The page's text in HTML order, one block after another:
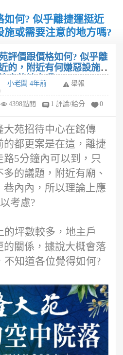
如何? 似乎離捷運挺近
施或需要注意的地方嗎?
評價跟價格如何? 似乎離
的，附近有何嫌惡設施
意的地方嗎?
小老闆 4年前 舉報
4398點閱 1 評論/給分 0
大苑招待中心在銘傳
的都更案是在這，離捷
5分鐘內可以到，只
的議題，附近有廟、
巷內內，所以理論上應
考慮?
的坪數較多，地主戶
的關係，據說大概會落
不知道各位覺得如何?